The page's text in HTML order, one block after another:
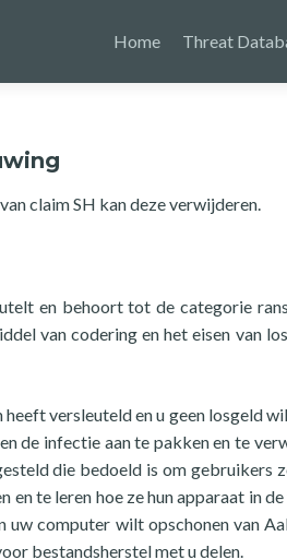
Home Threat
claim SH kan deze verwijderen.
en behoort tot de categorie
van codering en het eisen van
versleuteld en u geen losgeld
de infectie aan te pakken en te
die bedoeld is om gebruikers
en te leren hoe ze hun apparaat in
computer wilt opschonen van
bestandsherstel met u delen.